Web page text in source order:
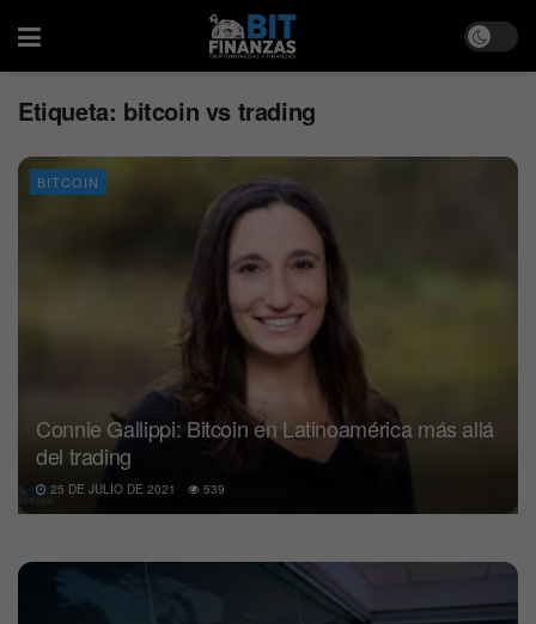
Etiqueta: bitcoin vs trading
BITCOIN
Connie Gallippi: Bitcoin en Latinoamérica más allá
del trading
25 DE JULIO DE 2021 539